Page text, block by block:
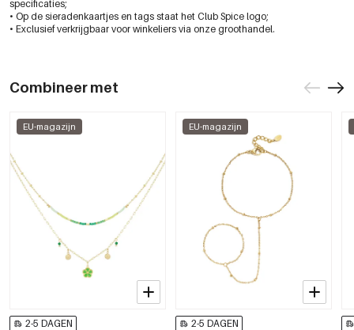
specificaties;
• Op de sieradenkaartjes en tags staat het Club Spice logo;
• Exclusief verkrijgbaar voor winkeliers via onze groothandel.
Combineer met
EU-magazijn
2-5 DAGEN
EU-magazijn
2-5 DAGEN